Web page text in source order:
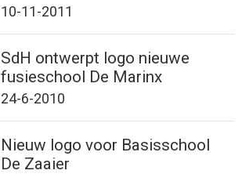
10-11-2011
SdH ontwerpt logo nieuwe
fusieschool De Marinx
24-6-2010
Nieuw logo voor Basisschool
De Zaaier